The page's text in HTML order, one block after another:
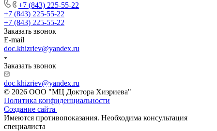
+7 (843) 225-55-22
+7 (843) 225-55-22
+7 (843) 225-55-22
Заказать звонок
E-mail
doc.khizriev@yandex.ru
Заказать звонок
doc.khizriev@yandex.ru
© 2026 ООО "МЦ Доктора Хизриева"
Политика конфиденциальности
Создание сайта
Имеются противопоказания. Необходима консультация
специалиста